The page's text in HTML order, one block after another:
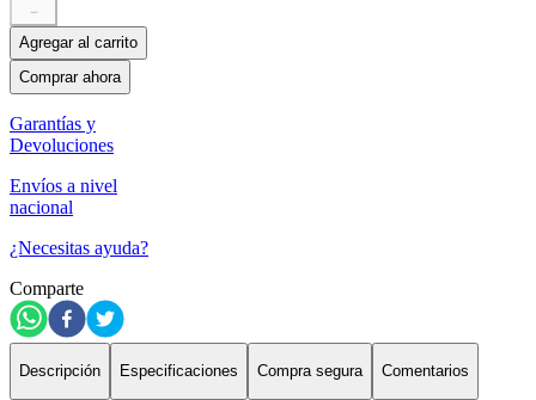
－
Agregar al carrito
Comprar ahora
Garantías y
Devoluciones
Envíos a nivel
nacional
¿Necesitas ayuda?
Comparte
Descripción Especificaciones Compra segura Comentarios